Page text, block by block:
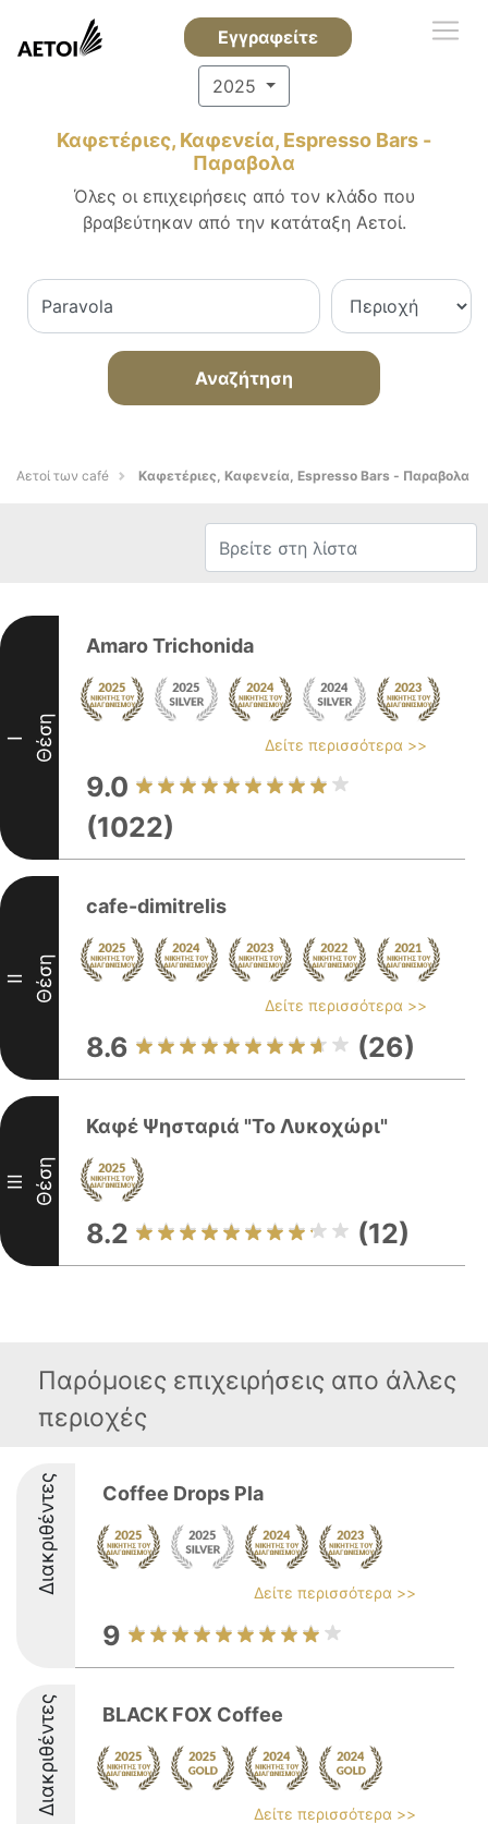
Εγγραφείτε
2025
Καφετέριες, Καφενεία, Espresso Bars -
Παραβολα
Όλες οι επιχειρήσεις από τον κλάδο που
βραβεύτηκαν από την κατάταξη Αετοί.
Αναζήτηση
Αετοί των café Καφετέριες, Καφενεία, Espresso Bars - Παραβολα
I Θέση
Amaro Trichonida
Δείτε περισσότερα >>
9.0
(1022)
II Θέση
cafe-dimitrelis
Δείτε περισσότερα >>
8.6 (26)
III Θέση
Καφέ Ψησταριά "Το Λυκοχώρι"
8.2 (12)
Παρόμοιες επιχειρήσεις απο άλλες
περιοχές
Διακριθέντες Coffee Drops Pla
Δείτε περισσότερα >>
9
Διακριθέντες BLACK FOX Coffee
Δείτε περισσότερα >>